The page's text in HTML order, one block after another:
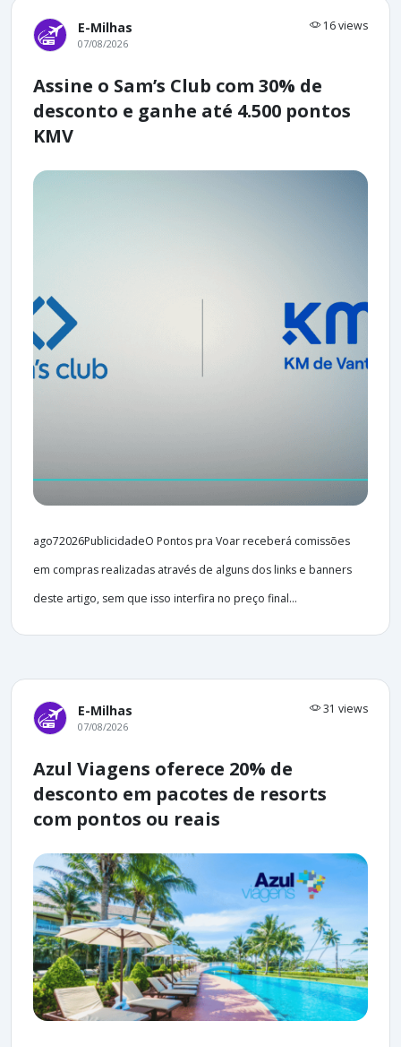
E-Milhas 16 views
07/08/2026
Assine o Sam’s Club com 30% de
desconto e ganhe até 4.500 pontos
KMV
ago72026PublicidadeO Pontos pra Voar receberá comissões
em compras realizadas através de alguns dos links e banners
deste artigo, sem que isso interfira no preço final...
E-Milhas 31 views
07/08/2026
Azul Viagens oferece 20% de
desconto em pacotes de resorts
com pontos ou reais